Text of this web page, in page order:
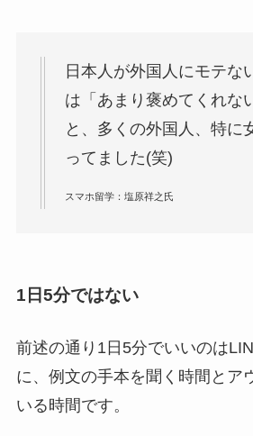
日本人が外国人にモテな
は「あまり褒めてくれな
と、多くの外国人、特に
ってました(笑)
スマホ留学：塩原祥之氏
1日5分ではない
前述の通り1日5分でいいのは
に、例文の手本を聞く時間とア
いる時間です。